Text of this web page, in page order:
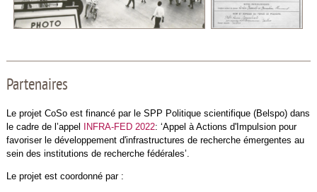
Partenaires
Le projet CoSo est financé par le SPP Politique scientifique (Belspo) dans
le cadre de l’appel
INFRA-FED 2022: ‘Appel à Actions d'Impulsion pour
favoriser le développement d'infrastructures de recherche émergentes au
sein des institutions de recherche fédérales’.
Le projet est coordonné par :